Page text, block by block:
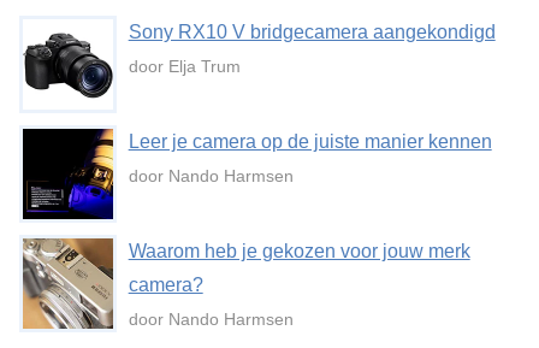
Sony RX10 V bridgecamera aangekondigd
door Elja Trum
Leer je camera op de juiste manier kennen
door Nando Harmsen
Waarom heb je gekozen voor jouw merk
camera?
door Nando Harmsen